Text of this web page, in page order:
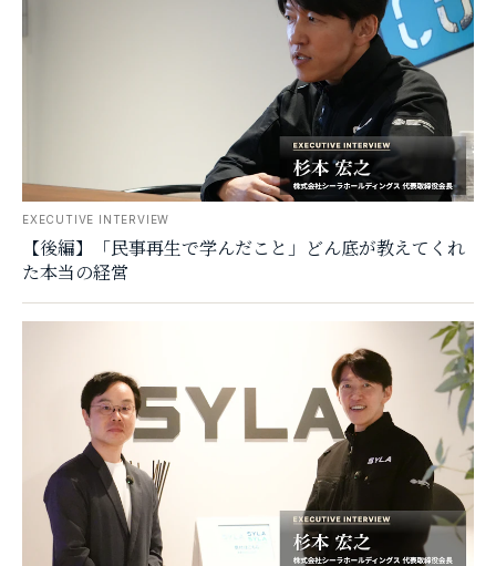
EXECUTIVE INTERVIEW
【後編】「民事再生で学んだこと」どん底が教えてくれ
た本当の経営